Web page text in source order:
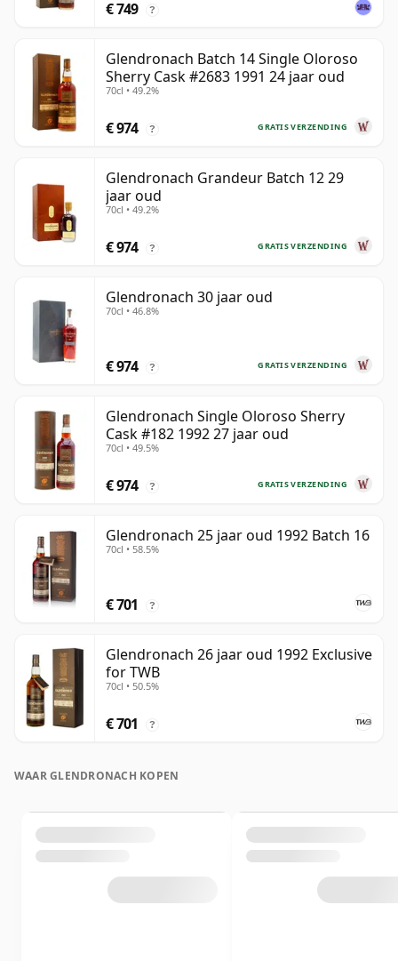
€ 749 ?
Glendronach Batch 14 Single Oloroso
Sherry Cask #2683 1991 24 jaar oud
70cl • 49.2%
GRATIS VERZENDING
€ 974 ?
Glendronach Grandeur Batch 12 29
jaar oud
70cl • 49.2%
GRATIS VERZENDING
€ 974 ?
Glendronach 30 jaar oud
70cl • 46.8%
GRATIS VERZENDING
€ 974 ?
Glendronach Single Oloroso Sherry
Cask #182 1992 27 jaar oud
70cl • 49.5%
GRATIS VERZENDING
€ 974 ?
Glendronach 25 jaar oud 1992 Batch 16
70cl • 58.5%
€ 701 ?
Glendronach 26 jaar oud 1992 Exclusive
for TWB
70cl • 50.5%
€ 701 ?
WAAR GLENDRONACH KOPEN